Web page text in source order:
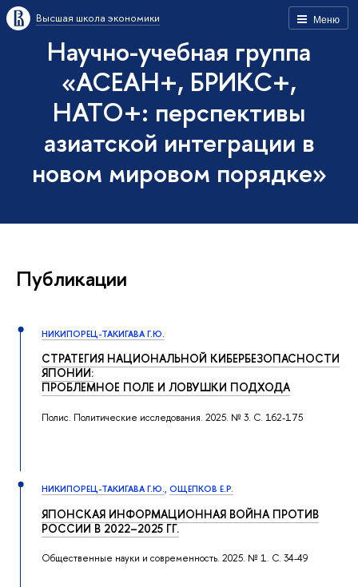
Меню
Высшая школа экономики
Научно-учебная группа
«АСЕАН+, БРИКС+,
НАТО+: перспективы
азиатской интеграции в
новом мировом порядке»
Публикации
НИКИПОРЕЦ-ТАКИГАВА Г.Ю.
СТРАТЕГИЯ НАЦИОНАЛЬНОЙ КИБЕРБЕЗОПАСНОСТИ
ЯПОНИИ:
ПРОБЛЕМНОЕ ПОЛЕ И ЛОВУШКИ ПОДХОДА
Полис. Политические исследования. 2025. № 3. С. 162-175
НИКИПОРЕЦ-ТАКИГАВА Г.Ю., ОЩЕПКОВ Е.Р.
ЯПОНСКАЯ ИНФОРМАЦИОННАЯ ВОЙНА ПРОТИВ
РОССИИ В 2022–2025 ГГ.
Общественные науки и современность. 2025. № 1. С. 34-49